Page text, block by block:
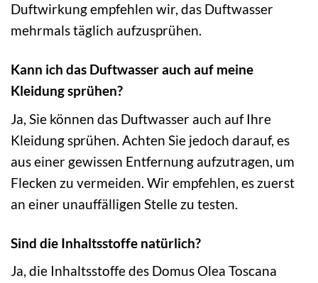
Duftwirkung empfehlen wir, das Duftwasser
mehrmals täglich aufzusprühen.
Kann ich das Duftwasser auch auf meine
Kleidung sprühen?
Ja, Sie können das Duftwasser auch auf Ihre
Kleidung sprühen. Achten Sie jedoch darauf, es
aus einer gewissen Entfernung aufzutragen, um
Flecken zu vermeiden. Wir empfehlen, es zuerst
an einer unauffälligen Stelle zu testen.
Sind die Inhaltsstoffe natürlich?
Ja, die Inhaltsstoffe des Domus Olea Toscana